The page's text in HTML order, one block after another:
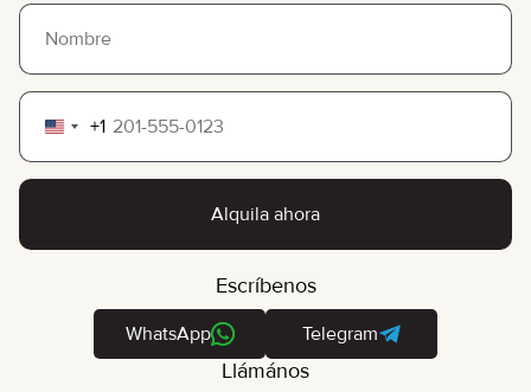
United
States
+1
Alquila ahora
Escríbenos
WhatsApp Telegram
Llámános